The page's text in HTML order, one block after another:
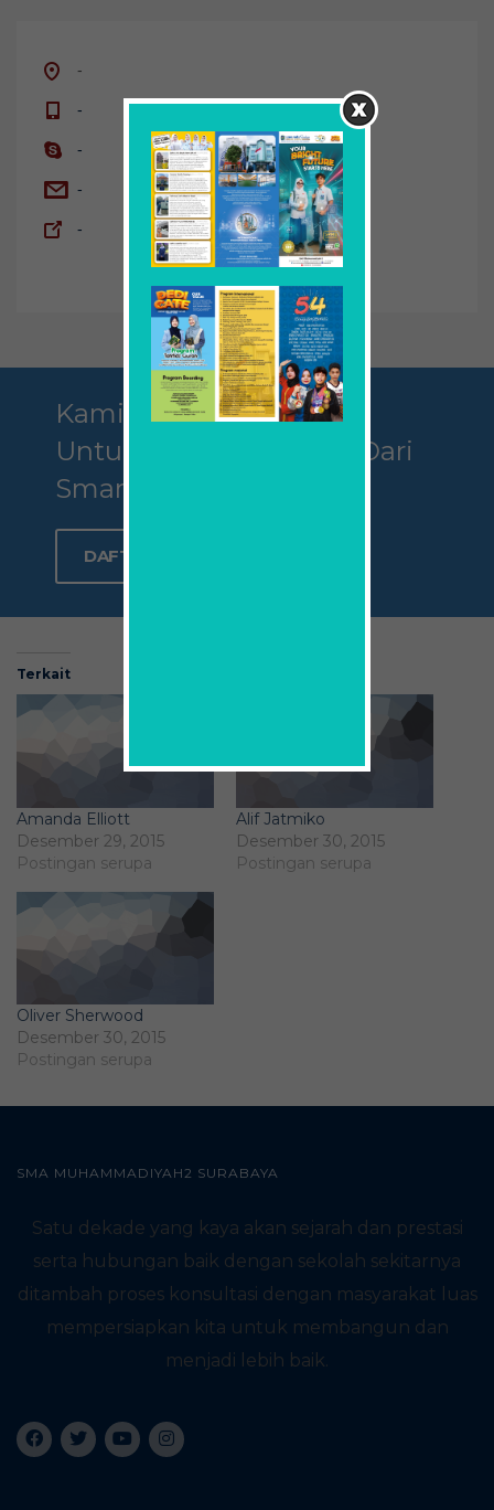
-
-
-
-
-
Kami Mengajak Anda
Untuk Menjadi Bagian Dari
Smamda
DAFTAR SEKARANG
Terkait
Amanda Elliott
Desember 29, 2015
Postingan serupa
Alif Jatmiko
Desember 30, 2015
Postingan serupa
Oliver Sherwood
Desember 30, 2015
Postingan serupa
SMA MUHAMMADIYAH2 SURABAYA
Satu dekade yang kaya akan sejarah dan prestasi
serta hubungan baik dengan sekolah sekitarnya
ditambah proses konsultasi dengan masyarakat luas
mempersiapkan kita untuk membangun dan
menjadi lebih baik.